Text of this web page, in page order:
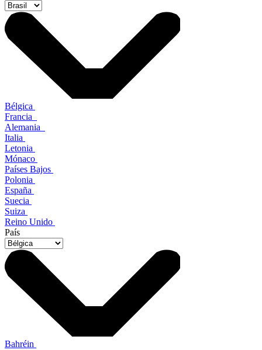
Bélgica
Francia
Alemania
Italia
Letonia
Mónaco
Países Bajos
Polonia
España
Suecia
Suiza
Reino Unido
País
Bahréin